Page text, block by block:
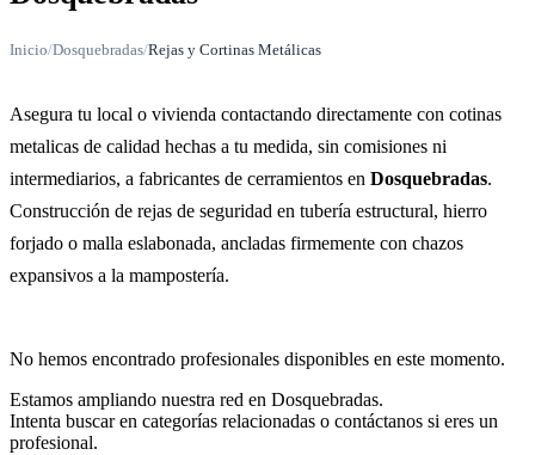
Inicio/Dosquebradas/Rejas y Cortinas Metálicas
Asegura tu local o vivienda contactando directamente con cotinas
metalicas de calidad hechas a tu medida, sin comisiones ni
intermediarios, a fabricantes de cerramientos en Dosquebradas.
Construcción de rejas de seguridad en tubería estructural, hierro
forjado o malla eslabonada, ancladas firmemente con chazos
expansivos a la mampostería.
No hemos encontrado profesionales disponibles en este momento.
Estamos ampliando nuestra red en Dosquebradas.
Intenta buscar en categorías relacionadas o contáctanos si eres un
profesional.